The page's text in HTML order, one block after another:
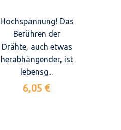
Hochspannung! Das
Berühren der
Drähte, auch etwas
herabhängender, ist
lebensg...
6,05 €